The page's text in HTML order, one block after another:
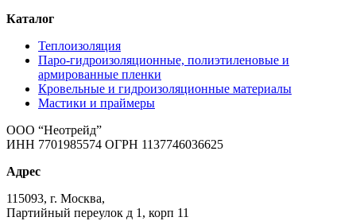
Каталог
Теплоизоляция
Паро-гидроизоляционные, полиэтиленовые и
армированные пленки
Кровельные и гидроизоляционные материалы
Мастики и праймеры
ООО “Неотрейд”
ИНН 7701985574 ОГРН 1137746036625
Адрес
115093, г. Москва,
Партийный переулок д 1, корп 11